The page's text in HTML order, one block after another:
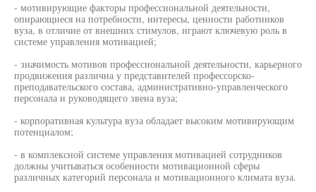
- мотивирующие факторы профессиональной деятельности,
опирающиеся на потребности, интересы, ценности работников
вуза, в отличие от внешних стимулов, играют ключевую роль в
системе управления мотивацией;
- значимость мотивов профессиональной деятельности, карьерного
продвижения различна у представителей профессорско-
преподавательского состава, административно-управленческого
персонала и руководящего звена вуза;
- корпоративная культура вуза обладает высоким мотивирующим
потенциалом;
- в комплексной системе управления мотивацией сотрудников
должны учитываться особенности мотивационной сферы
различных категорий персонала и мотивационного климата вуза.